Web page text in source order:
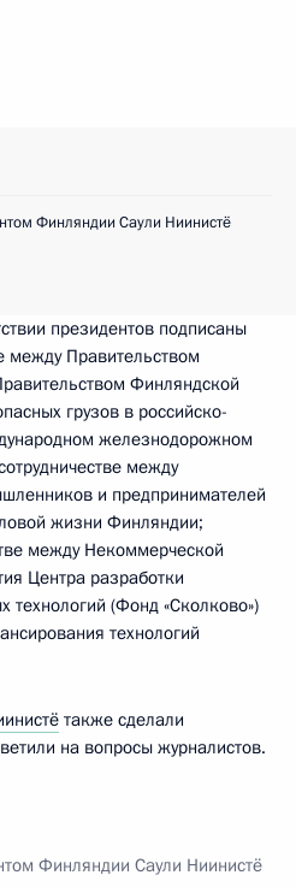
Финляндии Саули Ниинистё
президентов подписаны
между Правительством
Финляндской
грузов в российско-
железнодорожном
между
и предпринимателей
жизни Финляндии;
между Некоммерческой
Центра разработки
(Фонд «Сколково»)
технологий
также сделали
на вопросы журналистов.
Финляндии Саули Ниинистё